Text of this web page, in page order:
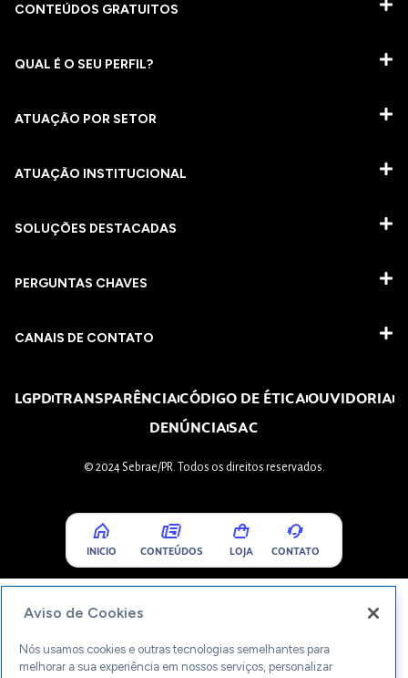
CONTEÚDOS GRATUITOS
QUAL É O SEU PERFIL?
ATUAÇÃO POR SETOR
ATUAÇÃO INSTITUCIONAL
SOLUÇÕES DESTACADAS
PERGUNTAS CHAVES​
CANAIS DE CONTATO
LGPDTRANSPARÊNCIACÓDIGO DE ÉTICAOUVIDORIA
DENÚNCIASAC
© 2024 Sebrae/PR. Todos os direitos reservados.
INICIO CONTEÚDOS LOJA CONTATO
Aviso de Cookies
Nós usamos cookies e outras tecnologias semelhantes para
melhorar a sua experiência em nossos serviços, personalizar